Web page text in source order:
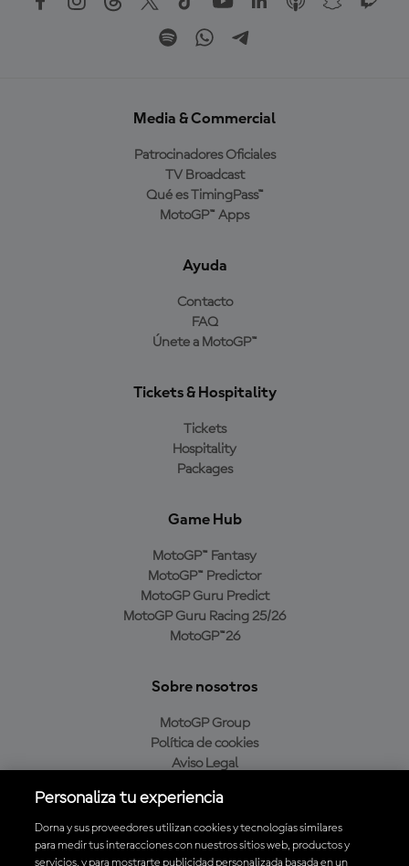
Media & Commercial
Patrocinadores Oficiales
TV Broadcast
Qué es TimingPass™
MotoGP™ Apps
Ayuda
Contacto
FAQ
Únete a MotoGP™
Tickets & Hospitality
Tickets
Hospitality
Packages
Game Hub
MotoGP™ Fantasy
MotoGP™ Predictor
MotoGP Guru Predict
MotoGP Guru Racing 25/26
MotoGP™26
Sobre nosotros
MotoGP Group
Política de cookies
Aviso Legal
Política de compra
Personaliza tu experiencia
Dorna y sus proveedores utilizan cookies y tecnologías similares
para medir tus interacciones con nuestros sitios web, productos y
servicios, y para mostrarte publicidad personalizada basada en un